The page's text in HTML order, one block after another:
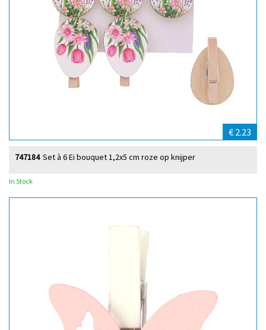
€ 2.23
Set à 6 Ei bouquet 1,2x5 cm roze op knijper
747184
In Stock